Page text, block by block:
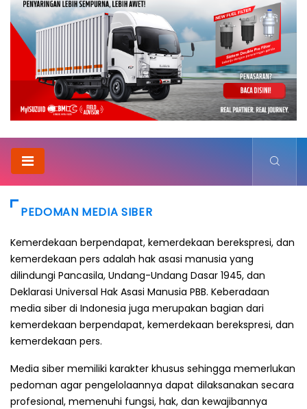
PEDOMAN MEDIA SIBER
Kemerdekaan berpendapat, kemerdekaan berekspresi, dan
kemerdekaan pers adalah hak asasi manusia yang
dilindungi Pancasila, Undang-Undang Dasar 1945, dan
Deklarasi Universal Hak Asasi Manusia PBB. Keberadaan
media siber di Indonesia juga merupakan bagian dari
kemerdekaan berpendapat, kemerdekaan berekspresi, dan
kemerdekaan pers.
Media siber memiliki karakter khusus sehingga memerlukan
pedoman agar pengelolaannya dapat dilaksanakan secara
profesional, memenuhi fungsi, hak, dan kewajibannya